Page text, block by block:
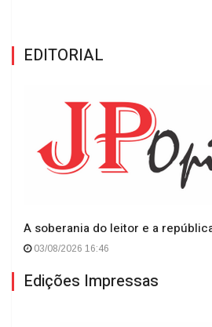
EDITORIAL
A soberania do leitor e a
03/08/2026 16:46
Edições Impressas